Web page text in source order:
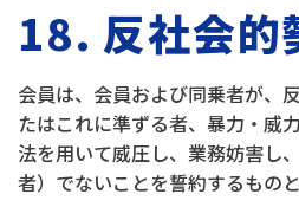
18. 反社会的
会員は、会員および同乗者が、
たはこれに準ずる者、暴力・威
法を用いて威圧し、業務妨害し
者）でないことを誓約するものと